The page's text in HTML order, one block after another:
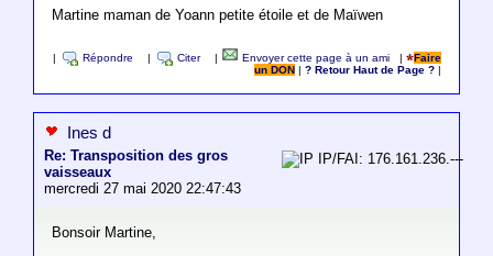
Martine maman de Yoann petite étoile et de Maïwen
Répondre Citer Envoyer cette page à un ami |
Faire
un DON
|? Retour Haut de Page ?
Ines d
Re: Transposition des gros
vaisseaux
mercredi 27 mai 2020 22:47:43
IP/FAI: 176.161.236.---
Bonsoir Martine,